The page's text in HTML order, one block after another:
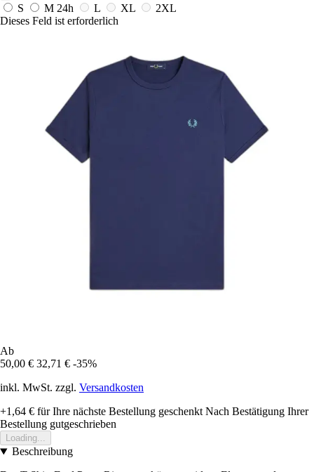
S
M 24h L XL
2XL
Dieses Feld ist erforderlich
Ab
50,00 € 32,71 € -35%
inkl. MwSt. zzgl. Versandkosten
+1,64 € für Ihre nächste Bestellung geschenkt Nach Bestätigung Ihrer
Bestellung gutgeschrieben
Loading...
Beschreibung